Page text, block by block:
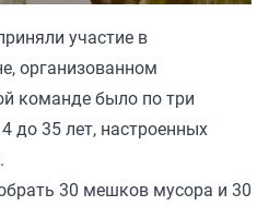
участие в
организованном
команде было по три
до 35 лет, настроенных
30 мешков мусора и 30